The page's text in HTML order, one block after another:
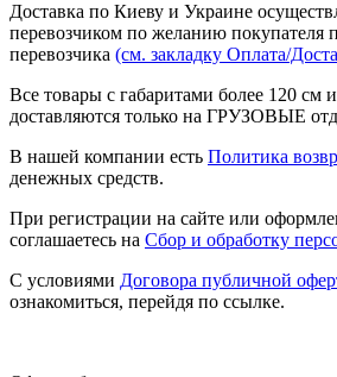
Доставка по Киеву и Украине
перевозчиком по желанию покупателя
перевозчика (см. закладку Оплата/
Все товары с габаритами более 120 см
доставляются только на ГРУЗОВЫЕ
В нашей компании есть Политика
денежных средств.
При регистрации на сайте или
соглашаетесь на Сбор и обработку
С условиями Договора публичной
ознакомиться, перейдя по ссылке.